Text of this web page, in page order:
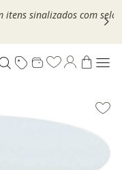
sinalizados com selo